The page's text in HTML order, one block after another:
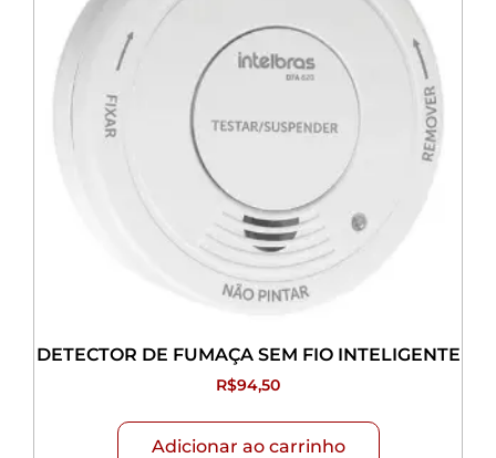
DETECTOR DE FUMAÇA SEM FIO INTELIGENTE
R$94,50
Adicionar ao carrinho